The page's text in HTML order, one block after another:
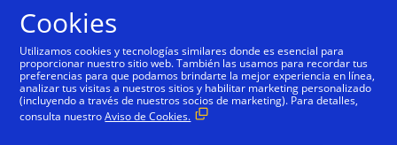
NOTAS DE PRENSA
Comercio electrónico
Cookies
Utilizamos cookies y tecnologías similares donde es esencial para
proporcionar nuestro sitio web. También las usamos para recordar tus
preferencias para que podamos brindarte la mejor experiencia en línea,
analizar tus visitas a nuestros sitios y habilitar marketing personalizado
(incluyendo a través de nuestros socios de marketing). Para detalles,
consulta nuestroAviso de Cookies.